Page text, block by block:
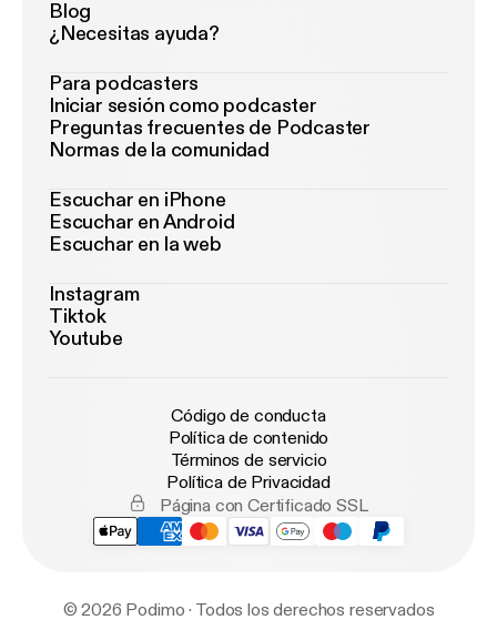
Blog
¿Necesitas ayuda?
Para podcasters
Iniciar sesión como podcaster
Preguntas frecuentes de Podcaster
Normas de la comunidad
Escuchar en iPhone
Escuchar en Android
Escuchar en la web
Instagram
Tiktok
Youtube
Código de conducta
Política de contenido
Términos de servicio
Política de Privacidad
Página con Certificado SSL
© 2026 Podimo · Todos los derechos reservados